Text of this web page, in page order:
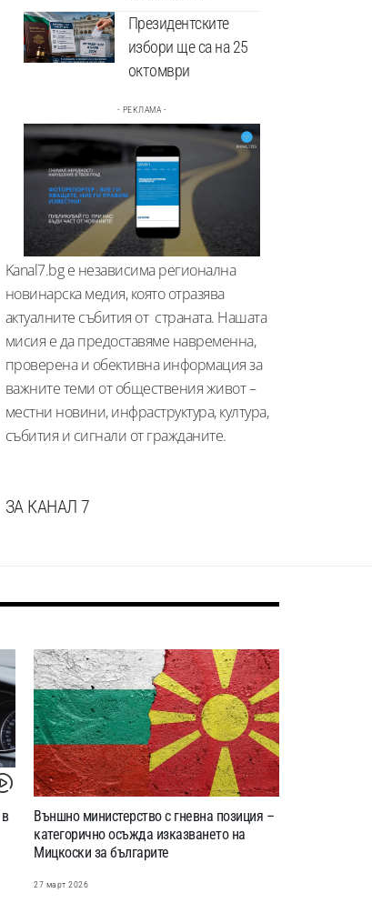
Президентските
избори ще са на 25
октомври
- РЕКЛАМА -
Kanal7.bg е независима регионална
новинарска медия, която отразява
актуалните събития от страната. Нашата
мисия е да предоставяме навременна,
проверена и обективна информация за
важните теми от обществения живот –
местни новини, инфраструктура, култура,
събития и сигнали от гражданите.
ЗА КАНАЛ 7
Външно министерство с гневна позиция –
категорично осъжда изказването на
Мицкоски за българите
27 март 2026